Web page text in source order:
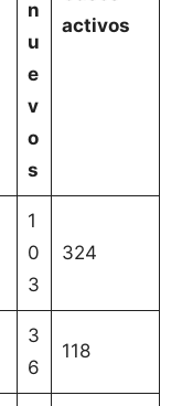
n
u
e
v
o
s
activos
1
0
3
324
3
6
118